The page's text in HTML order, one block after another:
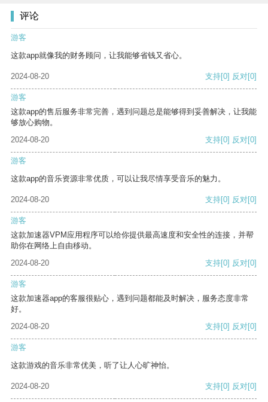
评论
游客
这款app就像我的财务顾问，让我能够省钱又省心。
2024-08-20 支持[0] 反对[0]
游客
这款app的售后服务非常完善，遇到问题总是能够得到妥善解决，让我能
够放心购物。
2024-08-20
支持[0] 反对[0]
游客
这款app的音乐资源非常优质，可以让我尽情享受音乐的魅力。
2024-08-20 支持[0] 反对[0]
游客
这款加速器VPM应用程序可以给你提供最高速度和安全性的连接，并帮
助你在网络上自由移动。
2024-08-20
支持[0] 反对[0]
游客
这款加速器app的客服很贴心，遇到问题都能及时解决，服务态度非常
好。
2024-08-20
支持[0] 反对[0]
游客
这款游戏的音乐非常优美，听了让人心旷神怡。
2024-08-20 支持[0] 反对[0]